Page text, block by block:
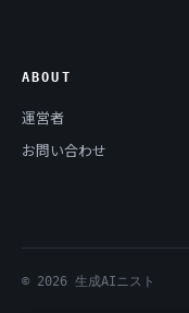
ABOUT
運営者
お問い合わせ
© 2026 生成AIニスト